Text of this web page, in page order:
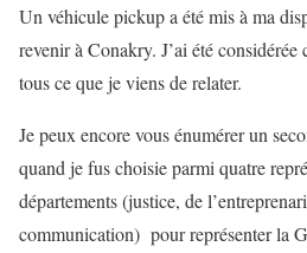
Un véhicule pickup a été mis à ma
revenir à Conakry. J’ai été
tous ce que je viens de relater.
Je peux encore vous énumérer un
quand je fus choisie parmi quatre
départements (justice, de
communication) pour représenter la